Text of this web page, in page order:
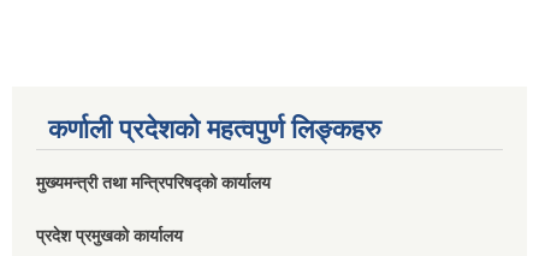
कर्णाली प्रदेशको महत्वपुर्ण लिङ्कहरु
मुख्यमन्त्री तथा मन्त्रिपरिषद्को कार्यालय
प्रदेश प्रमुखको कार्यालय